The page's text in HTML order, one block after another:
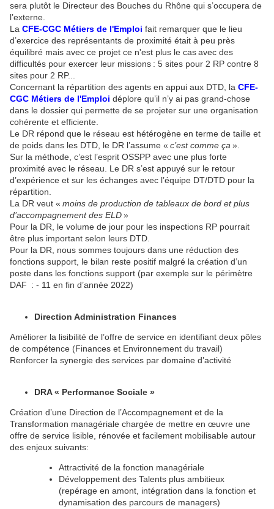
sera plutôt le Directeur des Bouches du Rhône qui s’occupera de
l’externe.
La CFE-CGC Métiers de l'Emploi fait remarquer que le lieu
d’exercice des représentants de proximité était à peu près
équilibré mais avec ce projet ce n'est plus le cas avec des
difficultés pour exercer leur missions : 5 sites pour 2 RP contre 8
sites pour 2 RP...
Concernant la répartition des agents en appui aux DTD, la CFE-
CGC Métiers de l'Emploi déplore qu’il n’y ai pas grand-chose
dans le dossier qui permette de se projeter sur une organisation
cohérente et efficiente.
Le DR répond que le réseau est hétérogène en terme de taille et
de poids dans les DTD, le DR l’assume « c’est comme ça ».
Sur la méthode, c’est l’esprit OSSPP avec une plus forte
proximité avec le réseau. Le DR s’est appuyé sur le retour
d’expérience et sur les échanges avec l’équipe DT/DTD pour la
répartition.
La DR veut « moins de production de tableaux de bord et plus
d’accompagnement des ELD»
Pour la DR, le volume de jour pour les inspections RP pourrait
être plus important selon leurs DTD.
Pour la DR, nous sommes toujours dans une réduction des
fonctions support, le bilan reste positif malgré la création d’un
poste dans les fonctions support (par exemple sur le périmètre
DAF : - 11 en fin d’année 2022)
Direction Administration Finances
Améliorer la lisibilité de l’offre de service en identifiant deux pôles
de compétence (Finances et Environnement du travail)
Renforcer la synergie des services par domaine d’activité
DRA « Performance Sociale »
Création d’une Direction de l’Accompagnement et de la
Transformation managériale chargée de mettre en œuvre une
offre de service lisible, rénovée et facilement mobilisable autour
des enjeux suivants:
Attractivité de la fonction managériale
Développement des Talents plus ambitieux
(repérage en amont, intégration dans la fonction et
dynamisation des parcours de managers)